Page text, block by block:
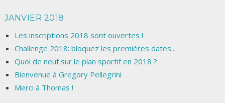
JANVIER 2018
Les inscriptions 2018 sont ouvertes !
Challenge 2018: bloquez les premières dates...
Quoi de neuf sur le plan sportif en 2018 ?
Bienvenue à Gregory Pellegrini
Merci à Thomas !